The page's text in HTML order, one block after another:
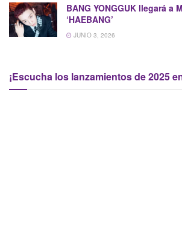
BANG YONGGUK llegará a
‘HAEBANG’
JUNIO 3, 2026
¡Escucha los lanzamientos de 2025